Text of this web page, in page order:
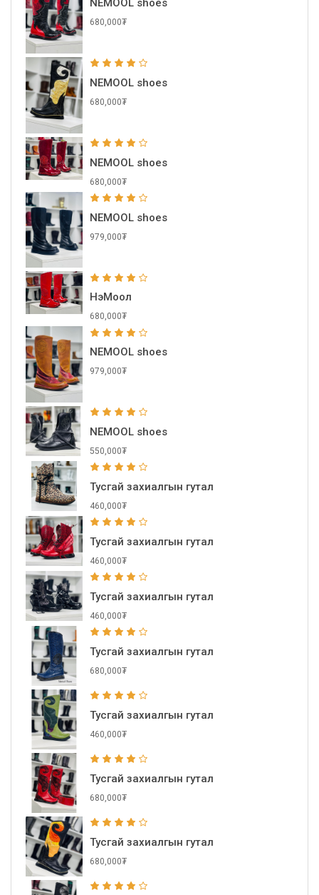
NEMOOL shoes
680,000₮
NEMOOL shoes
680,000₮
NEMOOL shoes
680,000₮
NEMOOL shoes
979,000₮
НэМоол
680,000₮
NEMOOL shoes
979,000₮
NEMOOL shoes
550,000₮
Тусгай захиалгын гутал
460,000₮
Тусгай захиалгын гутал
460,000₮
Тусгай захиалгын гутал
460,000₮
Тусгай захиалгын гутал
680,000₮
Тусгай захиалгын гутал
460,000₮
Тусгай захиалгын гутал
680,000₮
Тусгай захиалгын гутал
680,000₮